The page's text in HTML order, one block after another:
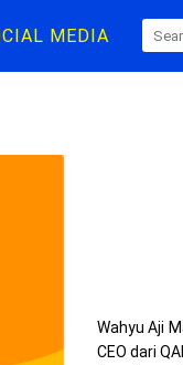
MEDIA
Wahyu Aji
CEO dari